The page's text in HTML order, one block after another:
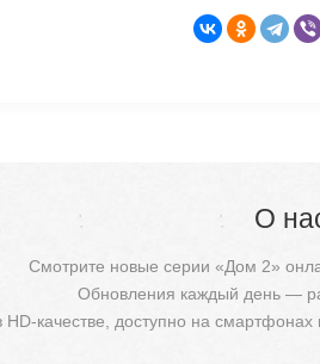
О
Смотрите новые серии «Дом 2»
Обновления каждый день —
HD-качестве, доступно на